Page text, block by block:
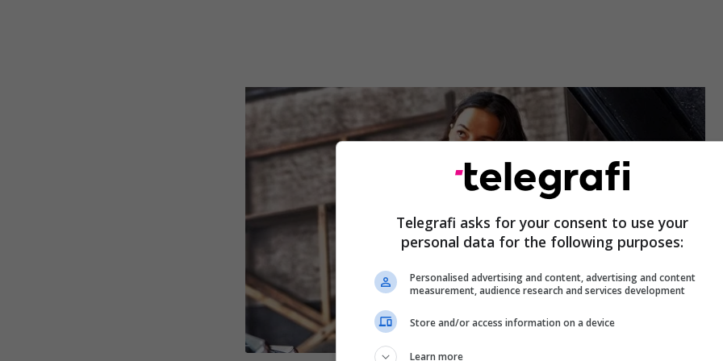
Telegrafi asks for your consent to use your
personal data for the following purposes:
Personalised advertising and content, advertising and content
measurement, audience research and services development
Store and/or access information on a device
Learn more